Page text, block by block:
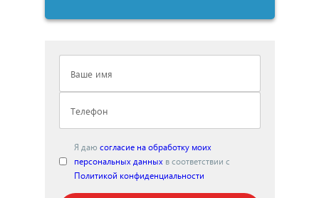
Я даюсогласие на обработку моих
персональных данных в соответствии с
Политикой конфиденциальности